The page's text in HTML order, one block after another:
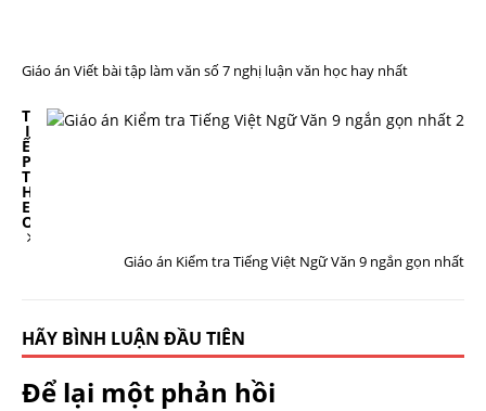
Giáo án Viết bài tập làm văn số 7 nghị luận văn học hay nhất
T
I
Ế
P
T
H
E
O
Giáo án Kiểm tra Tiếng Việt Ngữ Văn 9 ngắn gọn nhất
HÃY BÌNH LUẬN ĐẦU TIÊN
Để lại một phản hồi